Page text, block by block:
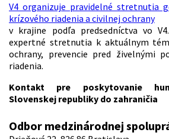
V4 organizuje pravidelné stretnutia
krízového riadenia a civilnej ochrany
v krajine podľa predsedníctva vo
expertné stretnutia k aktuálnym
ochrany, prevencie pred živelnými
riadenia.
Kontakt pre poskytovanie
Slovenskej republiky do zahraničia
Odbor medzinárodnej